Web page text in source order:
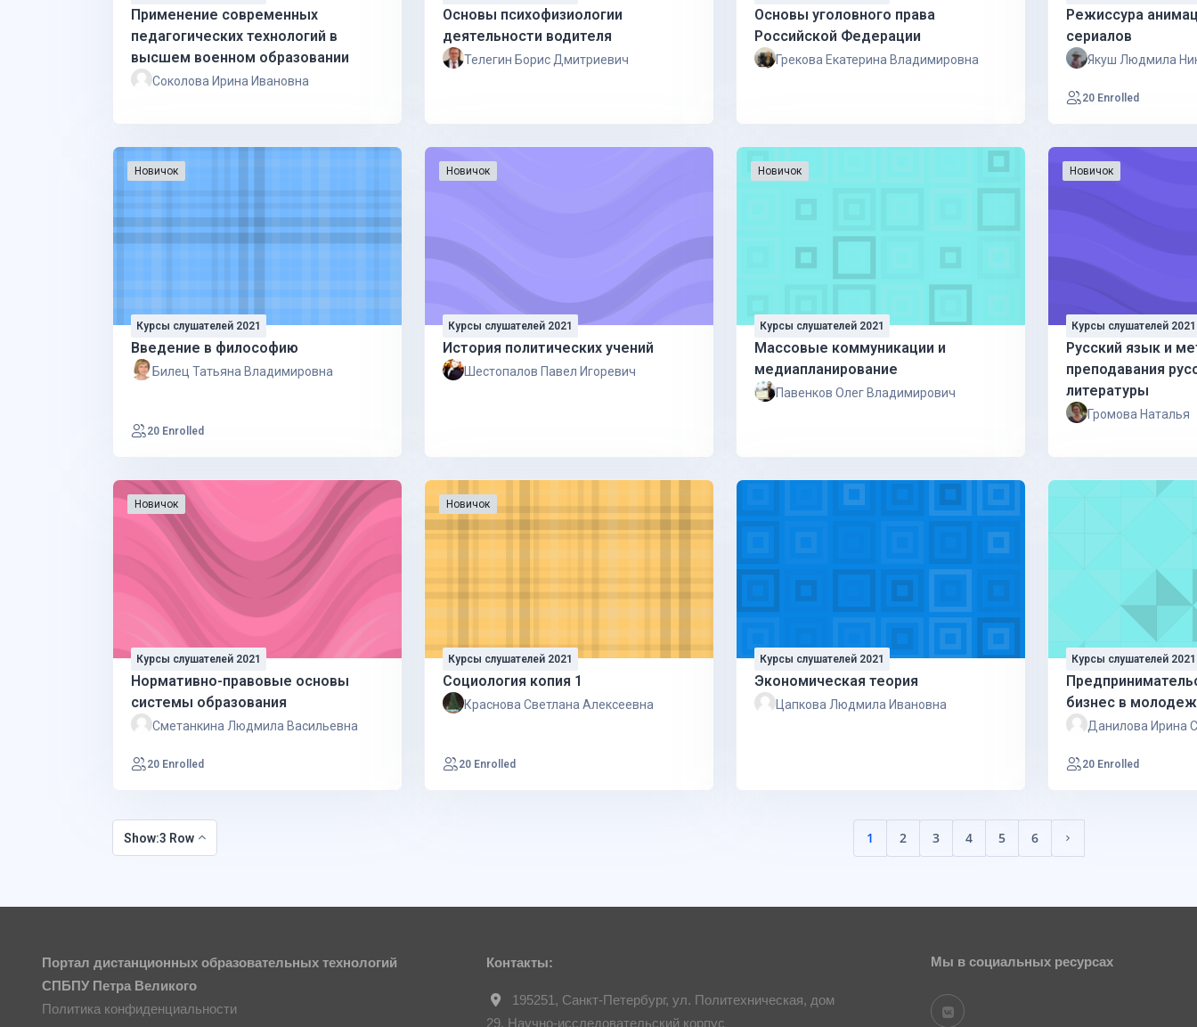
Применение современных
педагогических технологий в
высшем военном образовании
Соколова Ирина Ивановна
Основы психофизиологии
деятельности водителя
Телегин Борис Дмитриевич
Основы уголовного права
Российской Федерации
Грекова Екатерина Владимировна
Режиссура
сериалов
Якуш Людмила
20 Enrolled
Новичок
Курсы слушателей 2021
Введение в философию
Билец Татьяна Владимировна
20 Enrolled
Новичок
Курсы слушателей 2021
История политических учений
Шестопалов Павел Игоревич
Новичок
Курсы слушателей 2021
Массовые коммуникации и
медиапланирование
Павенков Олег Владимирович
Новичок
Курсы слушателей 2021
Русский язык и
преподавания
литературы
Громова Наталья
Новичок
Курсы слушателей 2021
Нормативно-правовые основы
системы образования
Сметанкина Людмила Васильевна
20 Enrolled
Новичок
Курсы слушателей 2021
Социология копия 1
Краснова Светлана Алексеевна
20 Enrolled
Курсы слушателей 2021
Экономическая теория
Цапкова Людмила Ивановна
Курсы слушателей 2021
бизнес в
Данилова Ирина
20 Enrolled
Show:3 Row 1(текущий)
2 3 4 5 6 Следующая
Портал дистанционных образовательных технологий
СПБПУ Петра Великого
Политика конфиденциальности
Контакты:
195251, Санкт-Петербург, ул. Политехническая, дом
29, Научно-исследовательский корпус
Мы в социальных ресурсах